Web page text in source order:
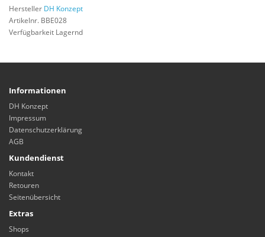
Hersteller DH Konzept
Artikelnr. BBE028
Verfügbarkeit Lagernd
Informationen
DH Konzept
Impressum
Datenschutzerklärung
AGB
Kundendienst
Kontakt
Retouren
Seitenübersicht
Extras
Shops